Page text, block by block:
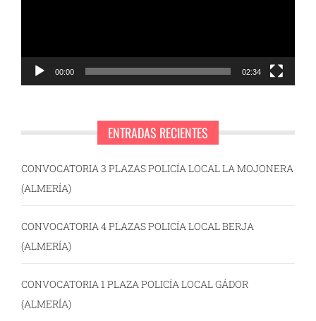
00:00 02:34
ENTRADAS RECIENTES
CONVOCATORIA 3 PLAZAS POLICÍA LOCAL LA MOJONERA
(ALMERÍA)
CONVOCATORIA 4 PLAZAS POLICÍA LOCAL BERJA
(ALMERÍA)
CONVOCATORIA 1 PLAZA POLICÍA LOCAL GÁDOR
(ALMERÍA)